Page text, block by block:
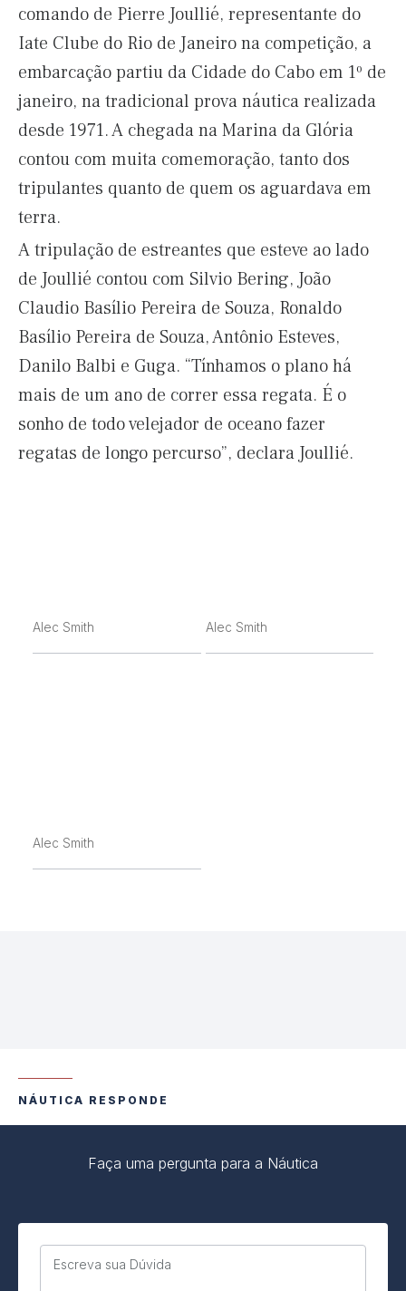
comando de Pierre Joullié, representante do
Iate Clube do Rio de Janeiro na competição, a
embarcação partiu da Cidade do Cabo em 1º de
janeiro, na tradicional prova náutica realizada
desde 1971. A chegada na Marina da Glória
contou com muita comemoração, tanto dos
tripulantes quanto de quem os aguardava em
terra.
A tripulação de estreantes que esteve ao lado
de Joullié contou com Silvio Bering, João
Claudio Basílio Pereira de Souza, Ronaldo
Basílio Pereira de Souza, Antônio Esteves,
Danilo Balbi e Guga. “Tínhamos o plano há
mais de um ano de correr essa regata. É o
sonho de todo velejador de oceano fazer
regatas de longo percurso”, declara Joullié.
Alec Smith Alec Smith
Alec Smith
NÁUTICA RESPONDE
Faça uma pergunta para a Náutica
Escreva sua Dúvida